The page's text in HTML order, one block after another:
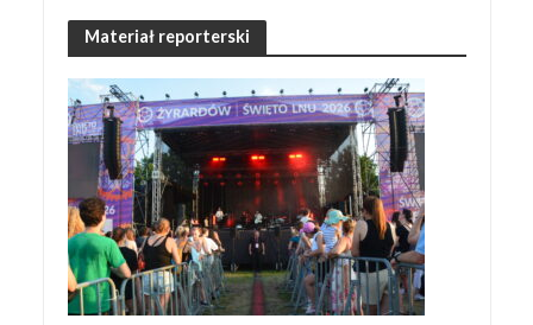
Materiał reporterski